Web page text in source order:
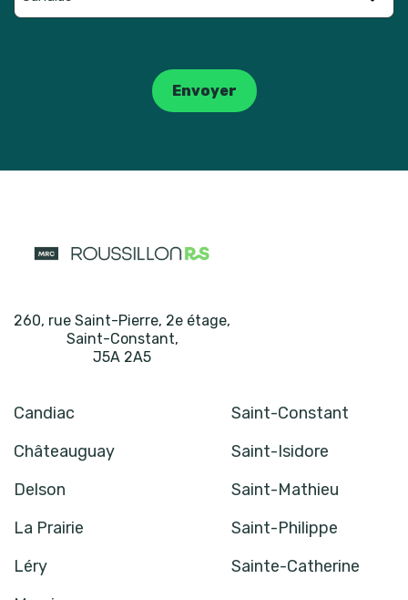
Envoyer
260, rue Saint-Pierre, 2e étage,
Saint-Constant,
J5A 2A5
Candiac
Saint-Constant
Châteauguay
Saint-Isidore
Delson
Saint-Mathieu
La Prairie
Saint-Philippe
Léry
Sainte-Catherine